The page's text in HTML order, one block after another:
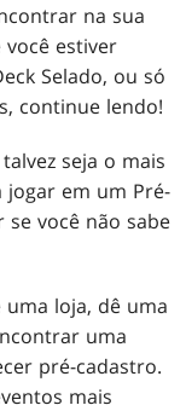
na sua
você estiver
Selado, ou só
continue lendo!
seja o mais
em um Pré-
se você não sabe
loja, dê uma
uma
pré-cadastro.
mais